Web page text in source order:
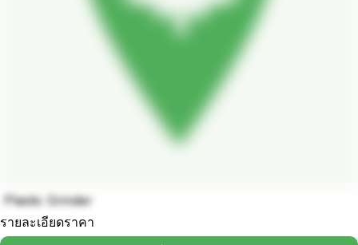
Plastic Grinder
รายละเอียดราคา